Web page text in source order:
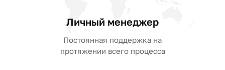
Личный менеджер
Постоянная поддержка на
протяжении всего процесса